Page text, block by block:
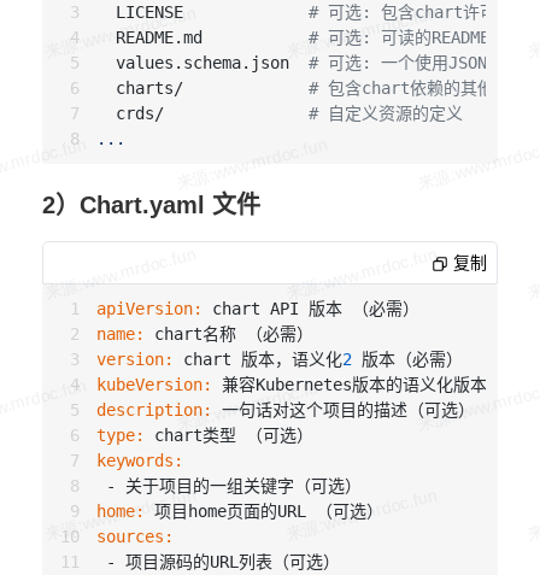
  LICENSE
# 可选: 包含chart许可证的
  README.md
# 可选: 可读的README文件
  values.schema.json
# 可选: 一个使用JSON结构
  charts/
# 包含chart依赖的其他
  crds/
# 自定义资源的定义
...
2）Chart.yaml 文件
复制
apiVersion:
name:
version:
chart 版本，语义化2
kubeVersion:
description:
type:
keywords:
home:
sources: